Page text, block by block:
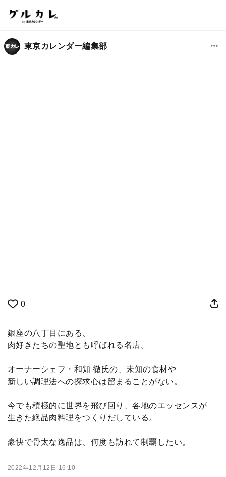
東京カレンダー編集部
0
銀座の八丁目にある、
肉好きたちの聖地とも呼ばれる名店。
オーナーシェフ・和知 徹氏の、未知の食材や
新しい調理法への探求心は留まることがない。
今でも積極的に世界を飛び回り、各地のエッセンスが
生きた絶品肉料理をつくりだしている。
豪快で骨太な逸品は、何度も訪れて制覇したい。
2022年12月12日 16:10